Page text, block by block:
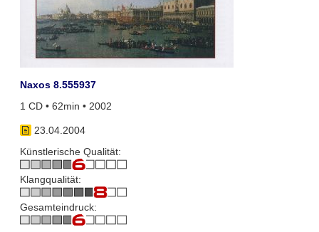
Naxos 8.555937
1 CD • 62min • 2002
23.04.2004
Künstlerische Qualität:
Klangqualität:
Gesamteindruck: